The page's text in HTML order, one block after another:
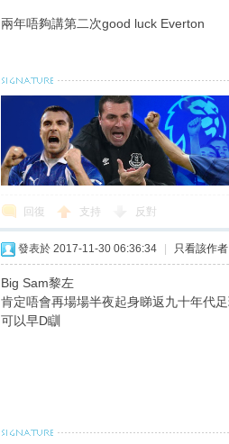
兩年唔夠講第二次good luck Everton
回復 支持 反對
發表於 2017-11-30 06:36:34 只看該作者
Big Sam黎左
肯定唔會再場場半夜起身睇返九十年代
可以早D瞓